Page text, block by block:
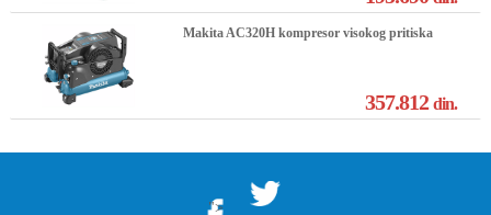
Makita AC320H kompresor visokog pritiska
357.812din.
">